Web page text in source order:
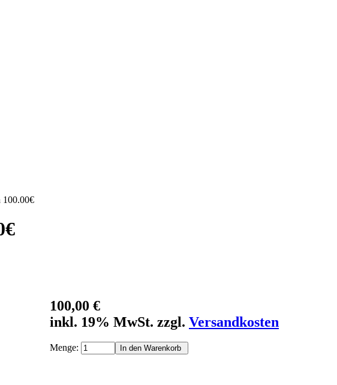
100.00€
100,00 €
inkl. 19% MwSt. zzgl. Versandkosten
Menge: